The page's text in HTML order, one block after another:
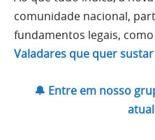
comunidade nacional,
fundamentos legais,
Valadares que quer
🔔 Entre em nosso